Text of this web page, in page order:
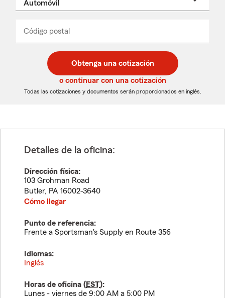
desplegable
Código postal
de
5
dígitos
de
5
dígitos
_____
Obtenga una cotización
o continuar con una cotización
Todas las cotizaciones y documentos serán proporcionados en inglés.
Detalles de la oficina:
Dirección física:
103 Grohman Road
Butler, PA 16002-3640
Cómo llegar
Punto de referencia:
Frente a Sportsman's Supply en Route 356
Idiomas:
Inglés
Horas de oficina (EST):
Lunes - viernes de 9:00 AM a 5:00 PM